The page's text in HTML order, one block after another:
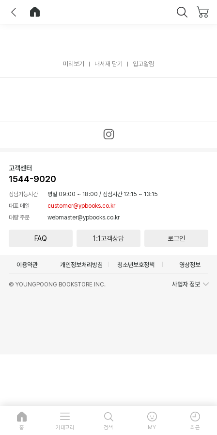
미리보기 내서재 담기 입고알림
고객센터
1544-9020
상담가능시간 평일 09:00 ~ 18:00 / 점심시간 12:15 ~ 13:15
대표 메일
customer@ypbooks.co.kr
대량 주문
webmaster@ypbooks.co.kr
FAQ 1:1고객상담 로그인
이용약관 개인정보처리방침 청소년보호정책 영상정보
© YOUNGPOONG BOOKSTORE INC. 사업자 정보
홈 카테고리 검색 MY 최근